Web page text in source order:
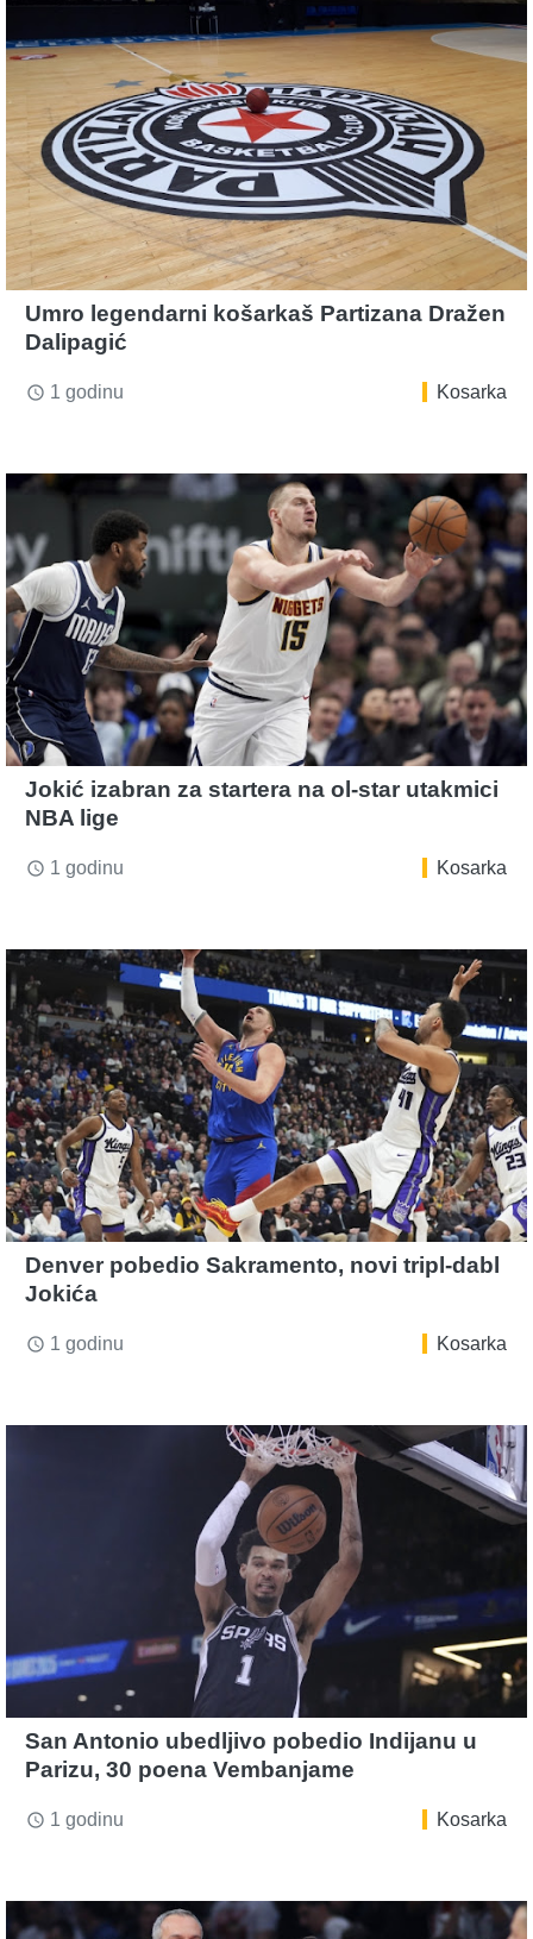
Umro legendarni košarkaš Partizana Dražen
Dalipagić
access_time 1 godinu Kosarka
Jokić izabran za startera na ol-star utakmici
NBA lige
access_time 1 godinu Kosarka
Denver pobedio Sakramento, novi tripl-dabl
Jokića
access_time 1 godinu Kosarka
San Antonio ubedljivo pobedio Indijanu u
Parizu, 30 poena Vembanjame
access_time 1 godinu Kosarka